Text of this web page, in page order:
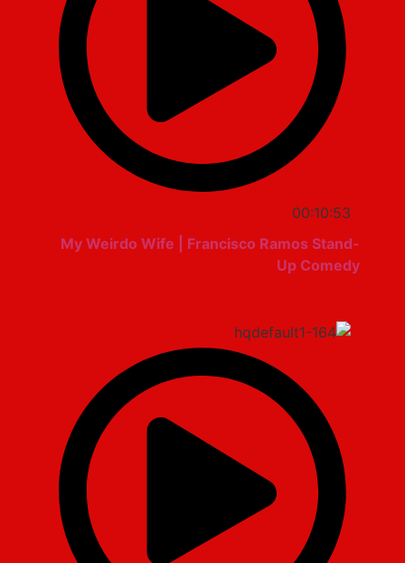
00:10:53
My Weirdo Wife | Francisco Ramos Stand-
Up Comedy